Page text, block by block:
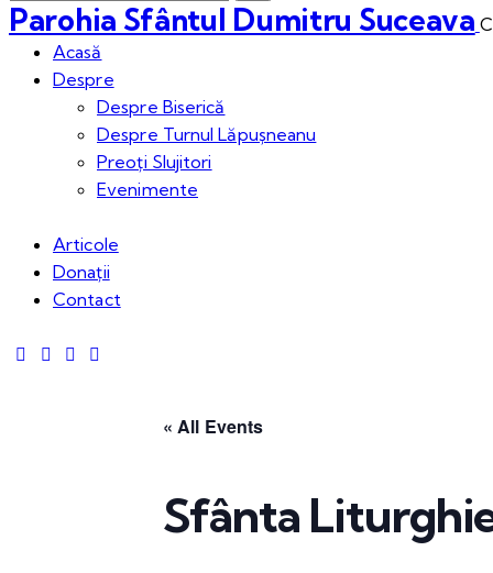
Parohia Sfântul Dumitru Suceava
Acasă
Despre
Despre Biserică
Despre Turnul Lăpușneanu
Preoți Slujitori
Evenimente
Articole
Donații
Contact
« All Events
Sfânta